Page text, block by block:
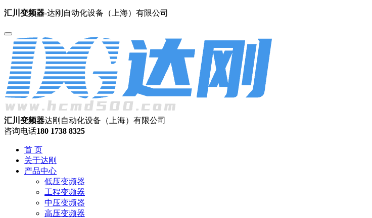
汇川变频器-达刚自动化设备（上海）有限公司
汇川变频器达刚自动化设备（上海）有限公司
咨询电话180 1738 8325
首 页
关于达刚
产品中心
低压变频器
工程变频器
中压变频器
高压变频器